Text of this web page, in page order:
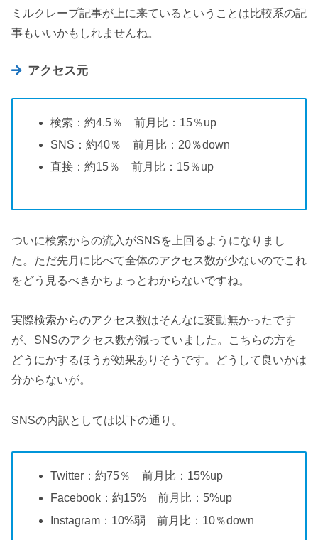
ミルクレープ記事が上に来ているということは比較系の記
事もいいかもしれませんね。
アクセス元
検索：約4.5％ 前月比：15％up
SNS：約40％ 前月比：20％down
直接：約15％ 前月比：15％up
ついに検索からの流入がSNSを上回るようになりまし
た。ただ先月に比べて全体のアクセス数が少ないのでこれ
をどう見るべきかちょっとわからないですね。
実際検索からのアクセス数はそんなに変動無かったです
が、SNSのアクセス数が減っていました。こちらの方を
どうにかするほうが効果ありそうです。どうして良いかは
分からないが。
SNSの内訳としては以下の通り。
Twitter：約75％ 前月比：15%up
Facebook：約15% 前月比：5%up
Instagram：10%弱 前月比：10％down